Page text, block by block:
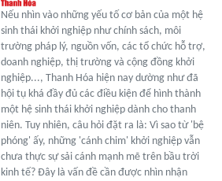
Nếu nhìn vào những yếu tố cơ bản của một hệ
sinh thái khởi nghiệp như chính sách, môi
trường pháp lý, nguồn vốn, các tổ chức hỗ trợ,
doanh nghiệp, thị trường và cộng đồng khởi
nghiệp..., Thanh Hóa hiện nay dường như đã
hội tụ khá đầy đủ các điều kiện để hình thành
một hệ sinh thái khởi nghiệp dành cho thanh
niên. Tuy nhiên, câu hỏi đặt ra là: Vì sao từ 'bệ
phóng' ấy, những 'cánh chim' khởi nghiệp vẫn
chưa thực sự sải cánh mạnh mẽ trên bầu trời
kinh tế? Đây là vấn đề cần được nhìn nhận